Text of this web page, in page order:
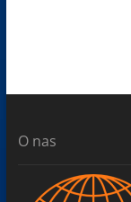
O nas